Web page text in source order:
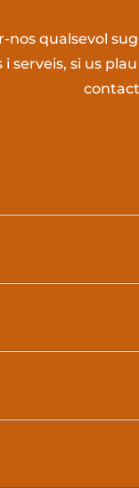
nos qualsevol
i serveis, si us